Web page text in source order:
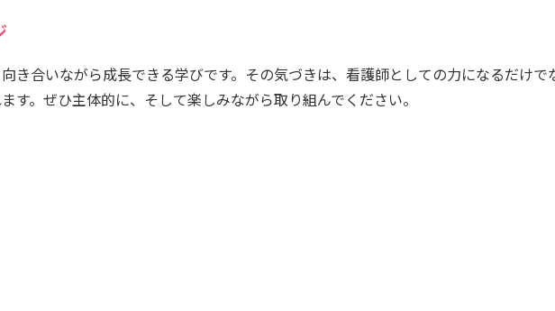
き合いながら成長できる学びです。その気づきは、看護師としての力になるだけで
す。ぜひ主体的に、そして楽しみながら取り組んでください。